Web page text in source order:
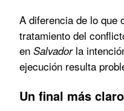
A diferencia de lo que
tratamiento del
en Salvadorla
ejecución resulta
Un final más